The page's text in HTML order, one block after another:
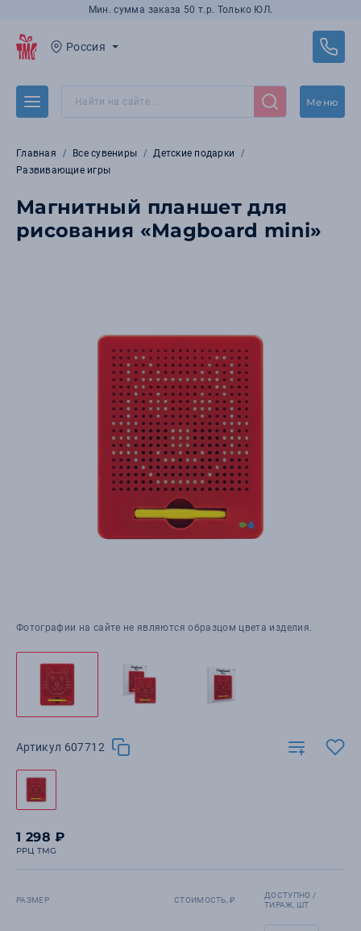
Мин. сумма заказа 50 т.р. Только ЮЛ.
Россия
Меню
Главная Все сувениры
Детские подарки
Развивающие игры
Магнитный планшет для
рисования «Magboard mini»
Фотографии на сайте не являются образцом цвета изделия.
Артикул 607712
1 298 ₽
РРЦ TMG
РАЗМЕР СТОИМОСТЬ, ₽
ДОСТУПНО /
ТИРАЖ, ШТ